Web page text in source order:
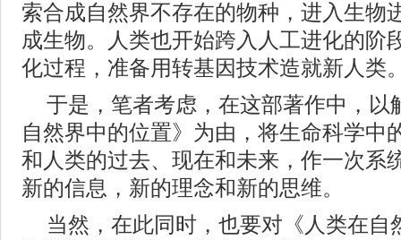
索合成自然界不存在的物种，进入生
成生物。人类也开始跨入人工进化的阶
化过程，准备用转基因技术造就新人类
于是，笔者考虑，在这部著作中，以
自然界中的位置》为由，将生命科学中
和人类的过去、现在和未来，作一次系
新的信息，新的理念和新的思维。
当然，在此同时，也要对《人类在自